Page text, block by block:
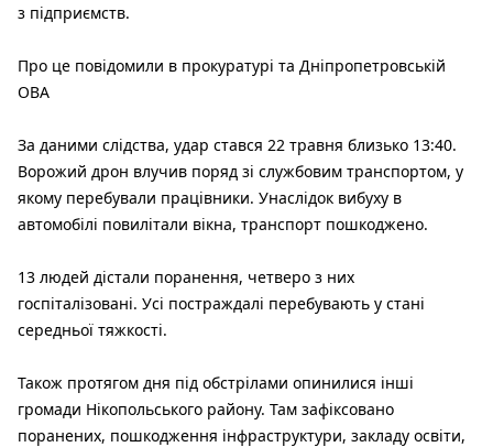
з підприємств.
Про це повідомили в прокуратурі та Дніпропетровській
ОВА
За даними слідства, удар стався 22 травня близько 13:40.
Ворожий дрон влучив поряд зі службовим транспортом, у
якому перебували працівники. Унаслідок вибуху в
автомобілі повилітали вікна, транспорт пошкоджено.
13 людей дістали поранення, четверо з них
госпіталізовані. Усі постраждалі перебувають у стані
середньої тяжкості.
Також протягом дня під обстрілами опинилися інші
громади Нікопольського району. Там зафіксовано
поранених, пошкодження інфраструктури, закладу освіти,